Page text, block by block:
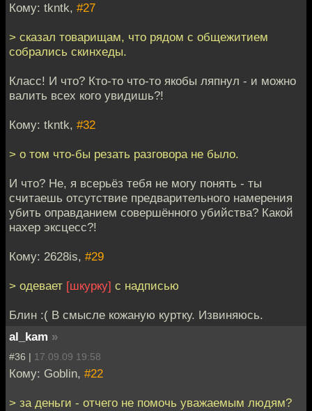
Кому: tkntk, #27
> сказал товарищам, что рядом с общежитием
собрались скинхеды.
Класс! И что? Кто-то что-то якобы ляпнул - и можно
валить всех кого увидишь?!
Кому: tkntk, #32
> о том что-бы резать разговора не было.
И что? Не, я всерьёз тебя не могу понять - ты
считаешь отсутствие предварительного намерения
убить оправданием совершённого убийства? Какой
нахер эксцесс?!
Кому: 2628is, #29
> одевает [шкурку] с надписью
Блин :( В смысле кожаную куртку. Извиняюсь.
al_kam »
#36 | 17.09.09 19:58
Кому: Goblin, #22
> за деньги - отчего не помочь уважаемым людям?